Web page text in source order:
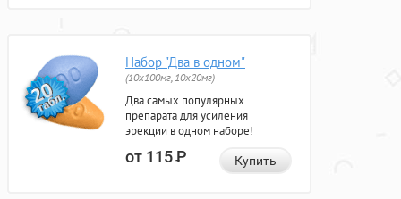
Набор "Два в одном"
(10x100мг, 10x20мг)
Два самых популярных
препарата для усиления
эрекции в одном наборе!
от 115Р Купить